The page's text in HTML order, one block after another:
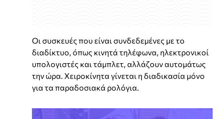
Οι συσκευές που είναι συνδεδεμένες με το
διαδίκτυο, όπως κινητά τηλέφωνα, ηλεκτρονικοί
υπολογιστές και τάμπλετ, αλλάζουν αυτομάτως
την ώρα. Χειροκίνητα γίνεται η διαδικασία μόνο
για τα παραδοσιακά ρολόγια.